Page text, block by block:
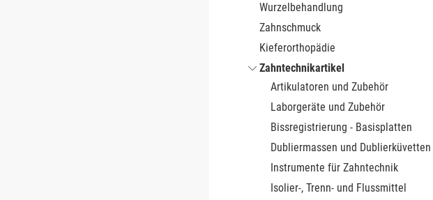
Wurzelbehandlung
Zahnschmuck
Kieferorthopädie
Zahntechnikartikel
Artikulatoren und Zubehör
Laborgeräte und Zubehör
Bissregistrierung - Basisplatten
Dubliermassen und Dublierküvetten
Instrumente für Zahntechnik
Isolier-, Trenn- und Flussmittel